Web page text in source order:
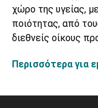
χώρο της υγείας,
ποιότητας, από
διεθνείς οίκους
Περισσότερα για